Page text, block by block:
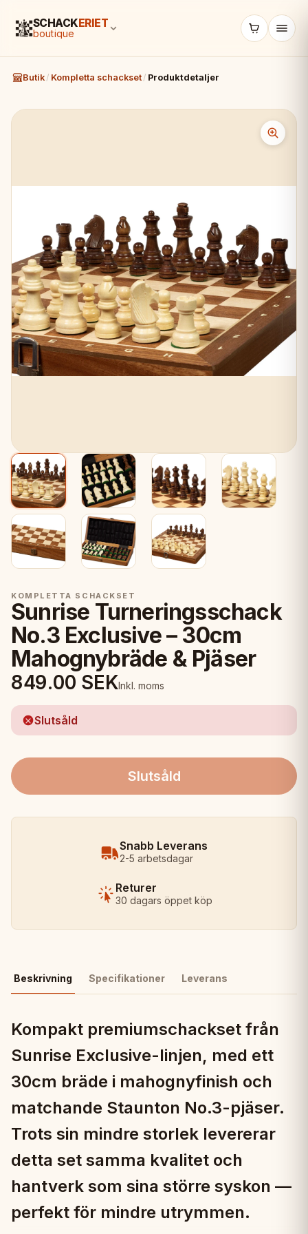
SCHACKERIET
boutique
Butik / Kompletta schackset / Produktdetaljer
KOMPLETTA SCHACKSET
Sunrise Turneringsschack
No.3 Exclusive – 30cm
Mahognybräde & Pjäser
849.00 SEKInkl. moms
Slutsåld
Slutsåld
Snabb Leverans
2-5 arbetsdagar
Returer
30 dagars öppet köp
Beskrivning Specifikationer Leverans
Kompakt premiumschackset från
Sunrise Exclusive-linjen, med ett
30cm bräde i mahognyfinish och
matchande Staunton No.3-pjäser.
Trots sin mindre storlek levererar
detta set samma kvalitet och
hantverk som sina större syskon —
perfekt för mindre utrymmen.